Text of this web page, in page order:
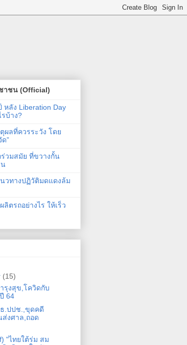
าชน (Official)
หลัง Liberation Day
รบ้าง?
ผลที่ควรระวัง โดย
”
วมสมัย ที่ขวางกั้น
วทางปฏิวัติมดแดงล้ม
ลิตรถอย่างไร ให้เร็ว
(15)
รุงสุข,โควิดกับ
64
.ปปช.,ขุดคดี
ส่งศาล,ถอด
"ไทยใต้ร่ม สม